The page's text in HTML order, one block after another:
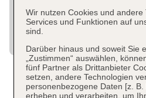
Wir nutzen Cookies und andere
Services und Funktionen auf
sind.
Darüber hinaus und soweit Sie
„Zustimmen“ auswählen,
fünf Partner als Drittanbieter
setzen, andere Technologien
personenbezogene Daten [z.
erheben und verarbeiten, um